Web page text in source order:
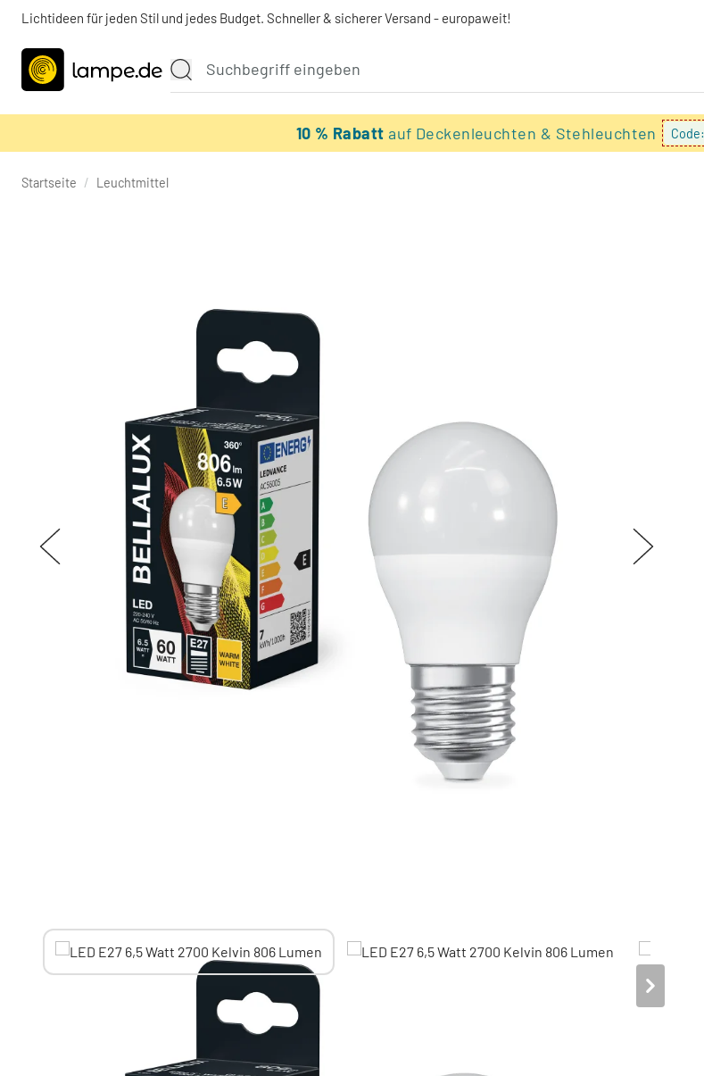
Lichtideen für jeden Stil und jedes Budget. Schneller & sicherer Versand - europaweit!
10 % Rabattauf Deckenleuchten & Stehleuchten Code:
Startseite / Leuchtmittel